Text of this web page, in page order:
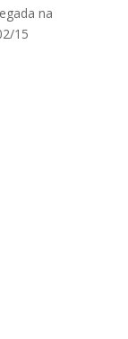
na
15